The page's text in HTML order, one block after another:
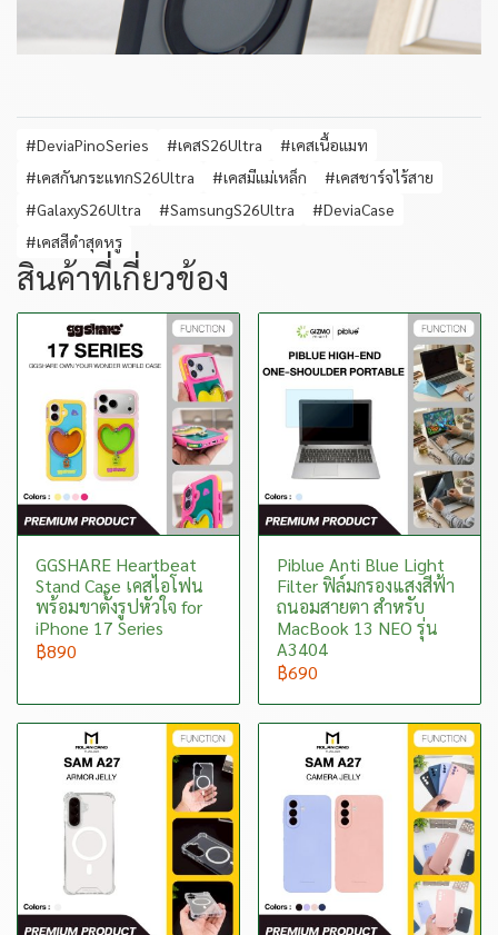
#DeviaPinoSeries #เคสS26Ultra
#เคสเนื้อแมท
#เคสกันกระแทกS26Ultra
#เคสมีแม่เหล็ก
#เคสชาร์จไร้สาย
#GalaxyS26Ultra
#SamsungS26Ultra
#DeviaCase
#เคสสีดำสุดหรู
สินค้าที่เกี่ยวข้อง
GGSHARE Heartbeat
Stand Case เคสไอโฟน
พร้อมขาตั้งรูปหัวใจ for
iPhone 17 Series
฿890
Piblue Anti Blue Light
Filter ฟิล์มกรองแสงสีฟ้า
ถนอมสายตา สำหรับ
MacBook 13 NEO รุ่น
A3404
฿690